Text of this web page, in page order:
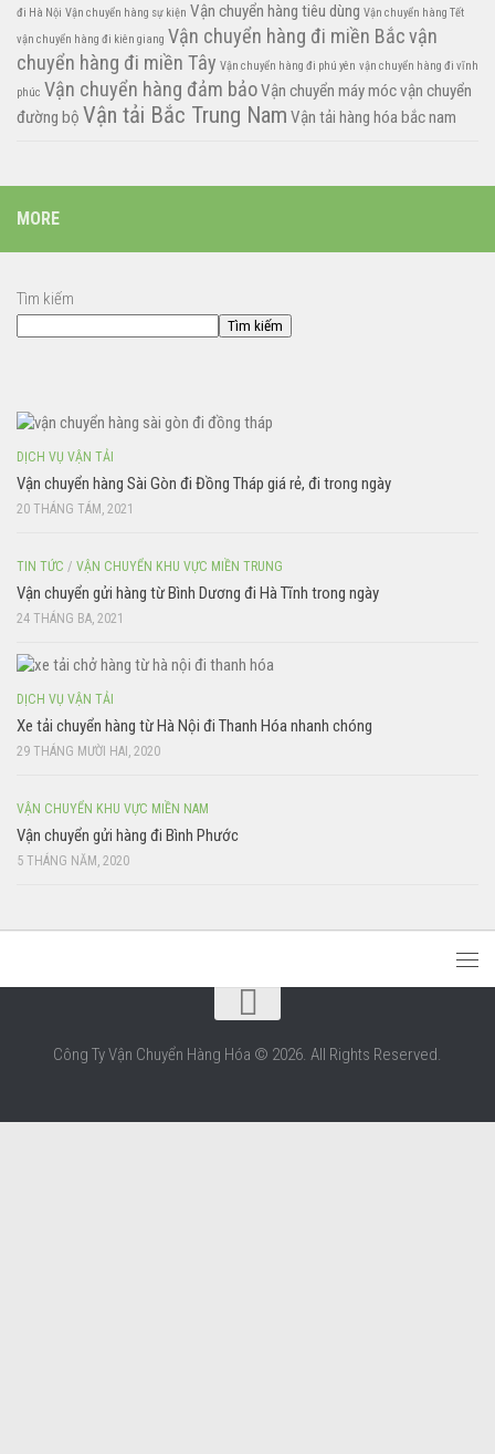
đi Hà Nội Vận chuyển hàng sự kiện Vận chuyển hàng tiêu dùng Vận chuyển hàng Tết
vận chuyển hàng đi kiên giang Vận chuyển hàng đi miền Bắcvận
chuyển hàng đi miền Tây Vận chuyển hàng đi phú yên vận chuyển hàng đi vĩnh
phúc Vận chuyển hàng đảm bảoVận chuyển máy mócvận chuyển
đường bộ Vận tải Bắc Trung Nam Vận tải hàng hóa bắc nam
MORE
Tìm kiếm
Tìm kiếm
DỊCH VỤ VẬN TẢI
Vận chuyển hàng Sài Gòn đi Đồng Tháp giá rẻ, đi trong ngày
20 THÁNG TÁM, 2021
TIN TỨC / VẬN CHUYỂN KHU VỰC MIỀN TRUNG
Vận chuyển gửi hàng từ Bình Dương đi Hà Tĩnh trong ngày
24 THÁNG BA, 2021
DỊCH VỤ VẬN TẢI
Xe tải chuyển hàng từ Hà Nội đi Thanh Hóa nhanh chóng
29 THÁNG MƯỜI HAI, 2020
VẬN CHUYỂN KHU VỰC MIỀN NAM
Vận chuyển gửi hàng đi Bình Phước
5 THÁNG NĂM, 2020
Công Ty Vận Chuyển Hàng Hóa © 2026. All Rights Reserved.